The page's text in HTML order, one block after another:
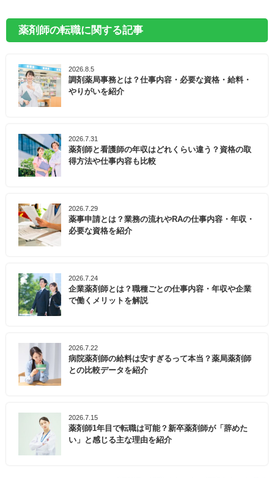
薬剤師の転職に関する記事
2026.8.5
調剤薬局事務とは？仕事内容・必要な資格・給料・
やりがいを紹介
2026.7.31
薬剤師と看護師の年収はどれくらい違う？資格の取
得方法や仕事内容も比較
2026.7.29
薬事申請とは？業務の流れやRAの仕事内容・年収・
必要な資格を紹介
2026.7.24
企業薬剤師とは？職種ごとの仕事内容・年収や企業
で働くメリットを解説
2026.7.22
病院薬剤師の給料は安すぎるって本当？薬局薬剤師
との比較データを紹介
2026.7.15
薬剤師1年目で転職は可能？新卒薬剤師が「辞めた
い」と感じる主な理由を紹介